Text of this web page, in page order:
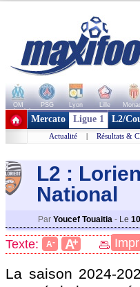
OM PSG Lyon Lille
+ de clubs
Mercato Ligue 1 L2/
Actualité | Résultats &
L2 :
National
Par Youcef Touaitia - Le
Texte: A- A+
La saison 2024-